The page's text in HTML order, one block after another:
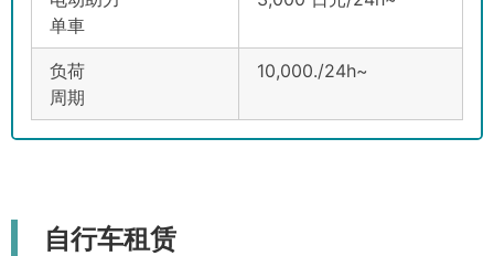
单車
负荷
周期
10,000./24h~
自行车租赁